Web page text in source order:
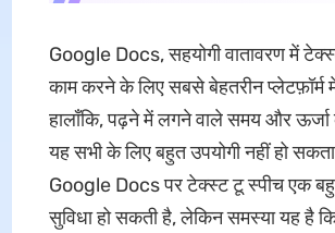
Google Docs, सहयोगी वातावरण में
काम करने के लिए सबसे बेहतरीन प्लेटफ़ॉर्म
हालाँकि, पढ़ने में लगने वाले समय और
यह सभी के लिए बहुत उपयोगी नहीं हो
Google Docs पर टेक्स्ट टू स्पीच एक
सुविधा हो सकती है, लेकिन समस्या यह है